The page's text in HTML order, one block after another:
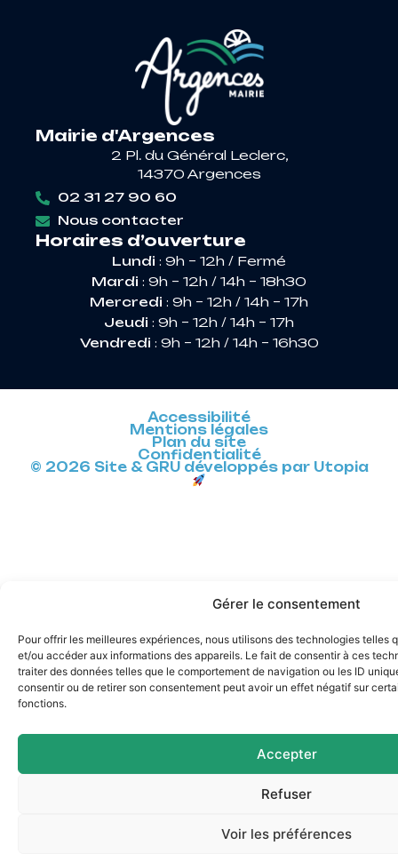
Gérer le consentement
Pour offrir les meilleures expériences, nous utilisons des technologies telles
et/ou accéder aux informations des appareils. Le fait de consentir à ces
traiter des données telles que le comportement de navigation ou les ID
consentir ou de retirer son consentement peut avoir un effet négatif sur
fonctions.
Accepter
Refuser
Voir les préférences
Mairie d'Argences
2 Pl. du Général Leclerc,
14370 Argences
02 31 27 90 60
Nous contacter
Horaires d’ouverture
Lundi : 9h – 12h / Fermé
Mardi : 9h – 12h / 14h – 18h30
Mercredi : 9h – 12h / 14h – 17h
Jeudi : 9h – 12h / 14h – 17h
Vendredi : 9h – 12h / 14h – 16h30
Accessibilité
Mentions légales
Plan du site
Confidentialité
© 2026 Site & GRU développés par Utopia